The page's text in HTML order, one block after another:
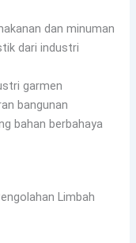
dan minuman
dari industri
garmen
bangunan
bahan berbahaya
Limbah